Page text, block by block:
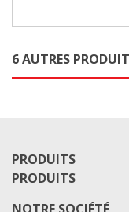
6 AUTRES
PRODUITS
PRODUITS